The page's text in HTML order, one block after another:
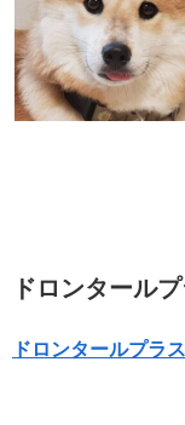
ドロンタール
ドロンタールプラ